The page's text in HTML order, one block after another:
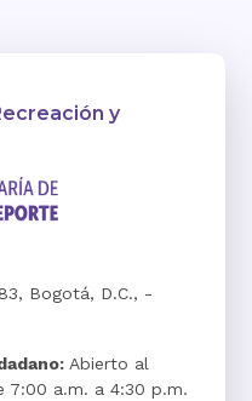
y
Bogotá, D.C., -
Abierto al
7:00 a.m. a 4:30 p.m.